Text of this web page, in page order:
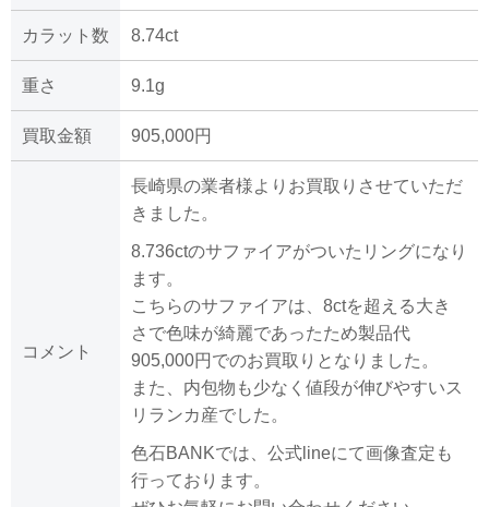
カラット数 8.74ct
重さ 9.1g
買取金額 905,000円
コメント
長崎県の業者様よりお買取りさせていただ
きました。
8.736ctのサファイアがついたリングになり
ます。
こちらのサファイアは、8ctを超える大き
さで色味が綺麗であったため製品代
905,000円でのお買取りとなりました。
また、内包物も少なく値段が伸びやすいス
リランカ産でした。
色石BANKでは、公式lineにて画像査定も
行っております。